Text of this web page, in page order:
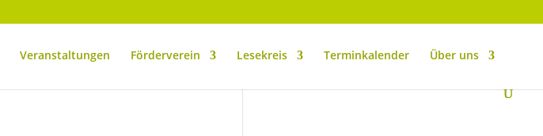
Veranstaltungen Förderverein Lesekreis Terminkalender Über uns